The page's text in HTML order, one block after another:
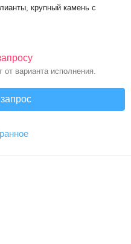
крупный камень с
от варианта исполнения.